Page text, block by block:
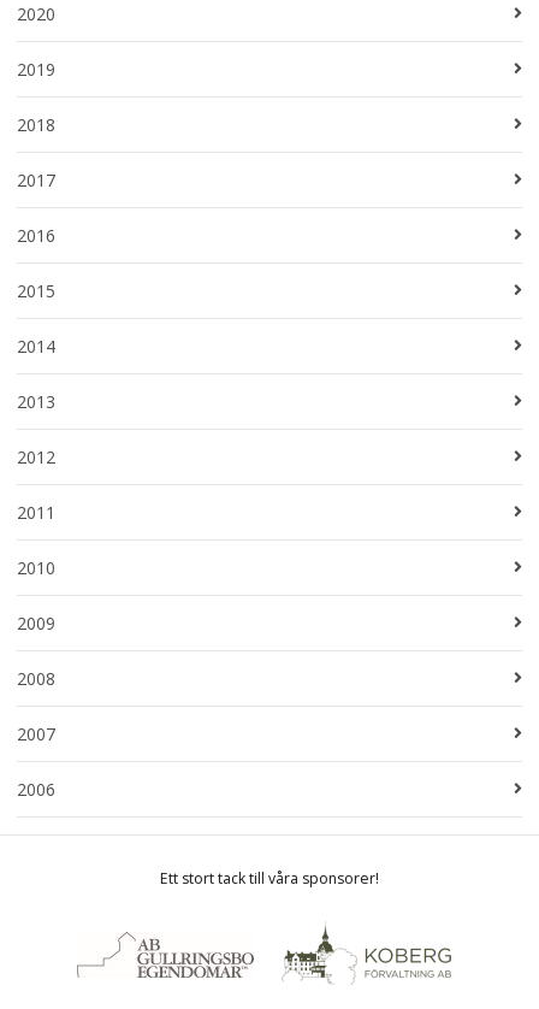
2020
2019
2018
2017
2016
2015
2014
2013
2012
2011
2010
2009
2008
2007
2006
Ett stort tack till våra sponsorer!